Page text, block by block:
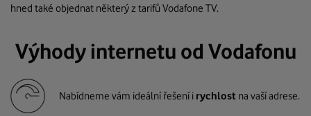
hned také objednat některý z tarifů Vodafone TV.
Výhody internetu od Vodafonu
Nabídneme vám ideální řešení i rychlost na vaší adrese.